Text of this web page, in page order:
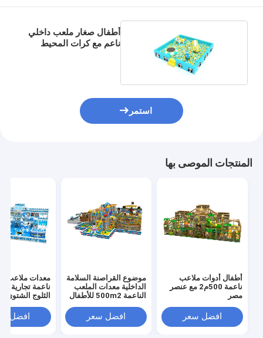
أطفال صغار ملعب داخلي
ناعم مع كرات المحيط
استمر
المنتجات الموصى بها
أطفال أدوات ملاعب
ناعمة 500م2 مع عنصر
مصر
افضل سعر
موضوع القراصنة السلامة
الداخلية معدات الملعب
الناعمة 500m2 للأطفال
افضل سعر
معدات ملاعب
ناعمة تجارية
الثلوج الشتوي
افضل